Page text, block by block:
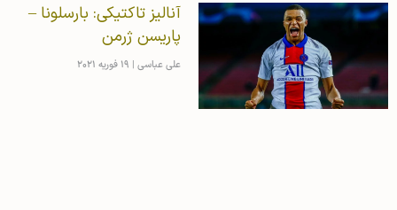
آنالیز تاکتیکی: بارسلونا –
پاریسن ژرمن
علی عباسی 19 فوریه 2021